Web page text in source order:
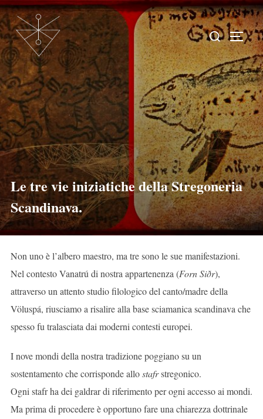
Le tre vie iniziatiche della Stregoneria
Scandinava.
Non uno è l’albero maestro, ma tre sono le sue manifestazioni.
Nel contesto Vanatrú di nostra appartenenza (Forn Siðr),
attraverso un attento studio filologico del canto/madre della
Völuspá, riusciamo a risalire alla base sciamanica scandinava che
spesso fu tralasciata dai moderni contesti europei.
I nove mondi della nostra tradizione poggiano su un
sostentamento che corrisponde allostafrstregonico.
Ogni stafr ha dei galdrar di riferimento per ogni accesso ai mondi.
Ma prima di procedere è opportuno fare una chiarezza dottrinale